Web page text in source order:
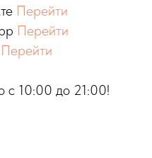
Перейти
Перейти
Перейти
с 10:00 до 21:00!